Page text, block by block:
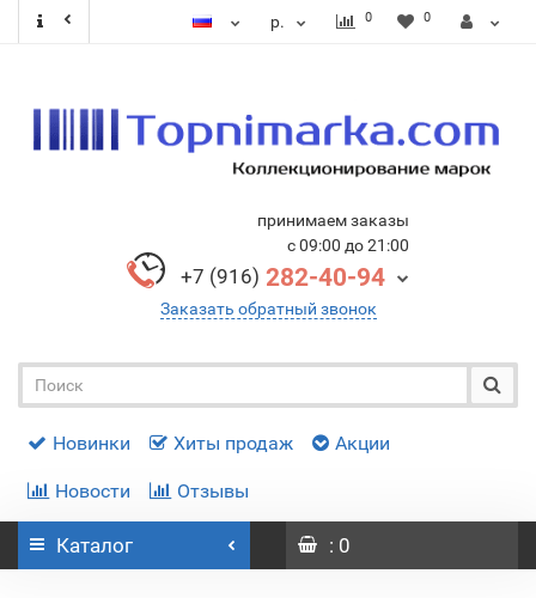
р. 0 0
принимаем заказы
с 09:00 до 21:00
+7 (916) 282-40-94
Заказать обратный звонок
Новинки Хиты продаж Акции
Новости Отзывы
Каталог : 0